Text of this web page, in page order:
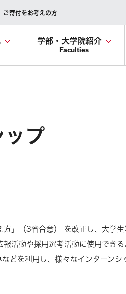
ご寄付をお考えの方
学部・大学院紹介
Faculties
ップ
」（3省合意） を改正し、大学
活動や採用選考活動に使用できる
どを利用し、様々なインターンシ